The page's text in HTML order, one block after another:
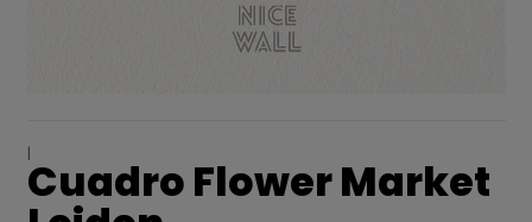
|
Cuadro Flower Market